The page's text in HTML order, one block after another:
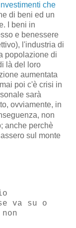
che
di beni ed un
I beni in
e benessere
l'industria di
popolazione di
là del loro
aumentata
poi c'è crisi in
sarà
ovviamente, in
non
anche perchè
sul monte
va su o